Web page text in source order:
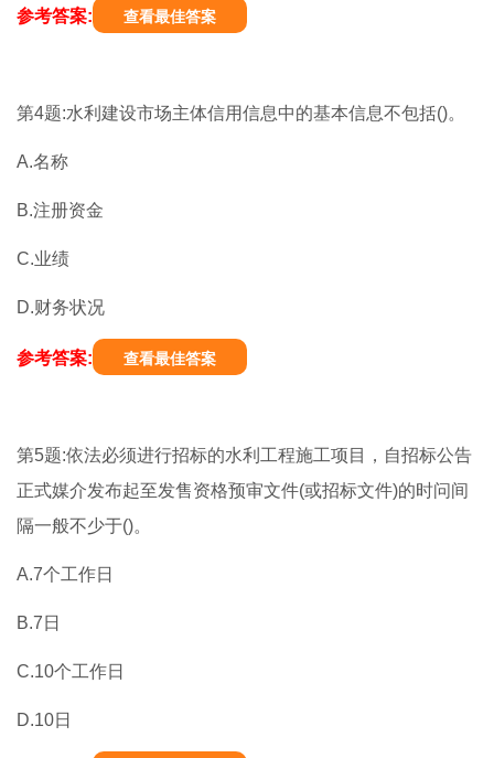
参考答案: 查看最佳答案
第4题:水利建设市场主体信用信息中的基本信息不包括()。
A.名称
B.注册资金
C.业绩
D.财务状况
参考答案: 查看最佳答案
第5题:依法必须进行招标的水利工程施工项目，自招标公告
正式媒介发布起至发售资格预审文件(或招标文件)的时问间
隔一般不少于()。
A.7个工作日
B.7日
C.10个工作日
D.10日